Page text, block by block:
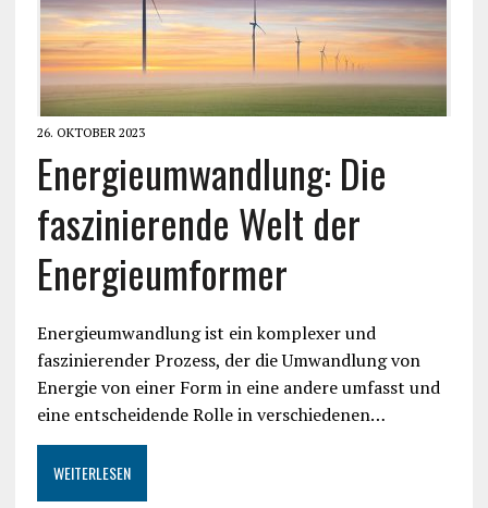
26. OKTOBER 2023
Energieumwandlung: Die
faszinierende Welt der
Energieumformer
Energieumwandlung ist ein komplexer und
faszinierender Prozess, der die Umwandlung von
Energie von einer Form in eine andere umfasst und
eine entscheidende Rolle in verschiedenen…
WEITERLESEN